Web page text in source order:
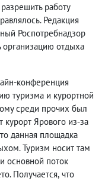
работу
Редакция
Роспотребнадзор
организацию отдыха
конференция
туризма и курортной
среди прочих был
курорт Ярового из-за
данная площадка
Туризм носит там
и основной поток
Получается, что